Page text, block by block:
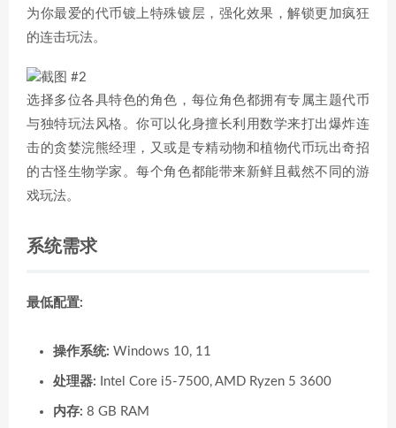
为你最爱的代币镀上特殊镀层，强化效果，解锁更加疯狂
的连击玩法。
选择多位各具特色的角色，每位角色都拥有专属主题代币
与独特玩法风格。你可以化身擅长利用数学来打出爆炸连
击的贪婪浣熊经理，又或是专精动物和植物代币玩出奇招
的古怪生物学家。每个角色都能带来新鲜且截然不同的游
戏玩法。
系统需求
最低配置:
操作系统: Windows 10, 11
处理器: Intel Core i5-7500, AMD Ryzen 5 3600
内存: 8 GB RAM